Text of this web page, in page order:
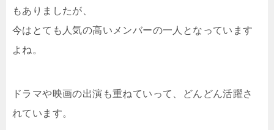
もありましたが、
今はとても人気の高いメンバーの一人となっています
よね。
ドラマや映画の出演も重ねていって、どんどん活躍さ
れています。